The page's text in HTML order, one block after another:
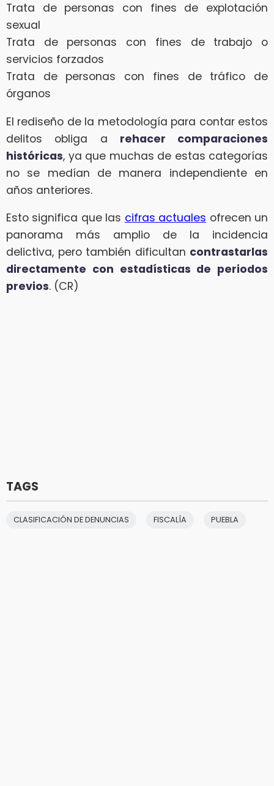
Trata de personas con fines de explotación
sexual
Trata de personas con fines de trabajo o
servicios forzados
Trata de personas con fines de tráfico de
órganos
El rediseño de la metodología para contar estos
delitos obliga a rehacer comparaciones
históricas, ya que muchas de estas categorías
no se medían de manera independiente en
años anteriores.
Esto significa que las cifras actuales ofrecen un
panorama más amplio de la incidencia
delictiva, pero también dificultan contrastarlas
directamente con estadísticas de periodos
previos. (CR)
TAGS
CLASIFICACIÓN DE DENUNCIAS FISCALÍA PUEBLA